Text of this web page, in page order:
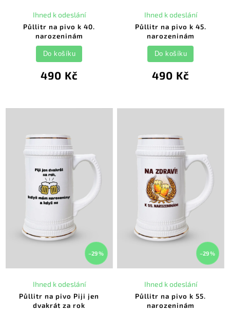
Půllitr na pivo k 40.
narozeninám
Ihned k odeslání
490 Kč
Do košíku
Půllitr na pivo k 45.
narozeninám
Ihned k odeslání
490 Kč
Do košíku
–29 %
Půllitr na pivo Piji jen
dvakrát za rok
Ihned k odeslání
–29 %
Půllitr na pivo k 55.
narozeninám
Ihned k odeslání